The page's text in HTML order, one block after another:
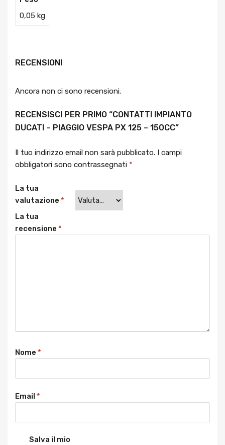
0,05 kg
RECENSIONI
Ancora non ci sono recensioni.
RECENSISCI PER PRIMO “CONTATTI IMPIANTO
DUCATI – PIAGGIO VESPA PX 125 – 150CC”
Il tuo indirizzo email non sarà pubblicato.
I campi
obbligatori sono contrassegnati *
La tua
valutazione *
La tua
recensione *
Nome *
Email *
Salva il mio